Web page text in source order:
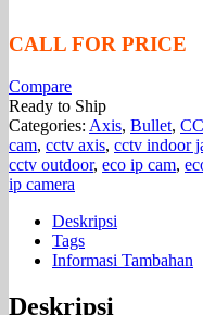
CALL FOR PRICE
Compare
Ready to Ship
Categories: Axis, Bullet,
cam, cctv axis, cctv indoor
cctv outdoor, eco ip cam,
ip camera
Deskripsi
Tags
Informasi Tambahan
Deskripsi